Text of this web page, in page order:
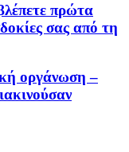
πρώτα
σας από τη
οργάνωση –